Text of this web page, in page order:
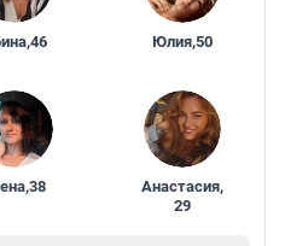
,46 Юлия,50
,38 Анастасия,
29